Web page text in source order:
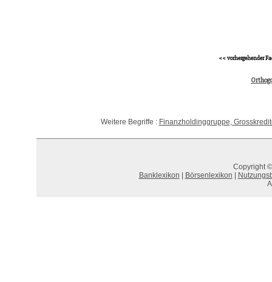
<< vorhergehender
Weitere Begriffe : Finanzholdinggruppe,
Copyright
Banklexikon
Börsenlexikon